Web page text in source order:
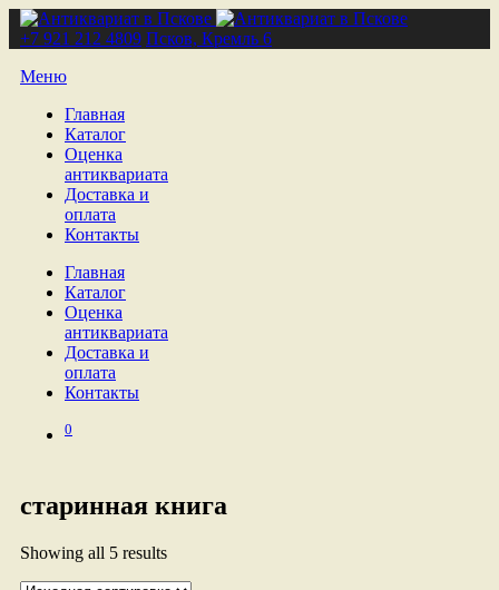
+7 921 212 4809 Псков, Кремль 6
Меню
Главная
Каталог
Оценка
антиквариата
Доставка и
оплата
Контакты
Главная
Каталог
Оценка
антиквариата
Доставка и
оплата
Контакты
0
старинная книга
Showing all 5 results